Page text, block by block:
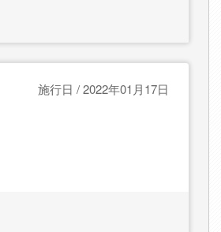
施行日 / 2022年01月17日